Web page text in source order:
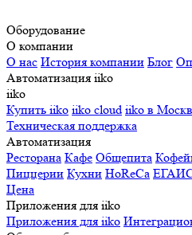
Оборудование
О компании
О нас История компании Блог
Автоматизация iiko
iiko
Купить iiko iiko cloud iiko в
Техническая поддержка
Автоматизация
Ресторана Кафе Общепита
Пиццерии Кухни HoReCa
Цена
Приложения для iiko
Приложения для iiko